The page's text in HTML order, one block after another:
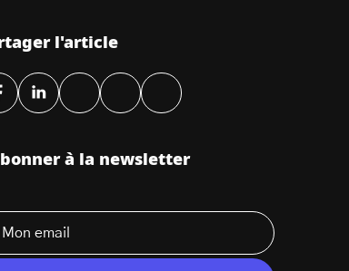
l'article
à la newsletter